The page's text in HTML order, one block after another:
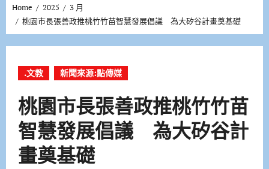
Home 2025
3 月
桃園市長張善政推桃竹竹苗智慧發展倡議 為大矽谷計畫奠基礎
.文教 新聞來源:點傳媒
桃園市長張善政推桃竹竹苗
智慧發展倡議 為大矽谷計
畫奠基礎